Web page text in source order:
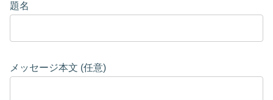
題名
メッセージ本文 (任意)